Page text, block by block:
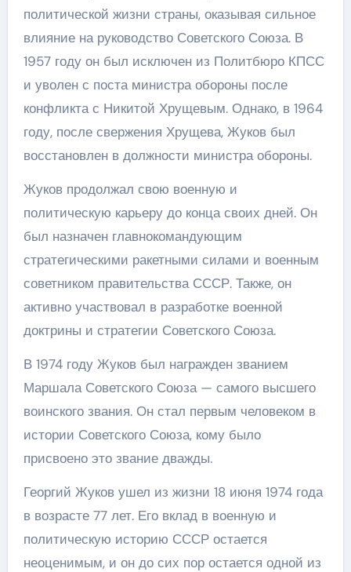
политической жизни страны, оказывая сильное
влияние на руководство Советского Союза. В
1957 году он был исключен из Политбюро КПСС
и уволен с поста министра обороны после
конфликта с Никитой Хрущевым. Однако, в 1964
году, после свержения Хрущева, Жуков был
восстановлен в должности министра обороны.
Жуков продолжал свою военную и
политическую карьеру до конца своих дней. Он
был назначен главнокомандующим
стратегическими ракетными силами и военным
советником правительства СССР. Также, он
активно участвовал в разработке военной
доктрины и стратегии Советского Союза.
В 1974 году Жуков был награжден званием
Маршала Советского Союза — самого высшего
воинского звания. Он стал первым человеком в
истории Советского Союза, кому было
присвоено это звание дважды.
Георгий Жуков ушел из жизни 18 июня 1974 года
в возрасте 77 лет. Его вклад в военную и
политическую историю СССР остается
неоценимым, и он до сих пор остается одной из